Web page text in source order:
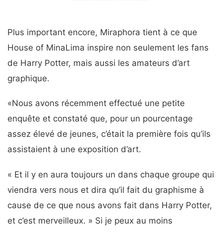
Plus important encore, Miraphora tient à ce que
House of MinaLima inspire non seulement les fans
de Harry Potter, mais aussi les amateurs d’art
graphique.
«Nous avons récemment effectué une petite
enquête et constaté que, pour un pourcentage
assez élevé de jeunes, c’était la première fois qu’ils
assistaient à une exposition d’art.
« Et il y en aura toujours un dans chaque groupe qui
viendra vers nous et dira qu’il fait du graphisme à
cause de ce que nous avons fait dans Harry Potter,
et c’est merveilleux. » Si je peux au moins